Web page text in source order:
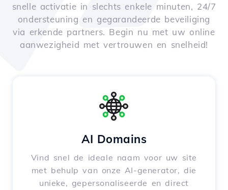
snelle activatie in slechts enkele minuten, 24/7
ondersteuning en gegarandeerde beveiliging
via erkende partners. Begin nu met uw online
aanwezigheid met vertrouwen en snelheid!
AI Domains
Vind snel de ideale naam voor uw site
met behulp van onze AI-generator, die
unieke, gepersonaliseerde en direct